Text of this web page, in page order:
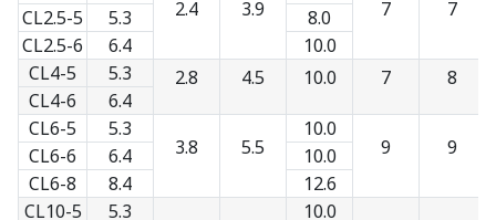
2.4 3.9 7 7
CL2.5-5 5.3
8.0
CL2.5-6
6.4
10.0
CL4-5
5.3 2.8 4.5 10.0 7
8
CL4-6
6.4
CL6-5
5.3
3.8 5.5
10.0
9 9
CL6-6 6.4
10.0
CL6-8
8.4
12.6
CL10-5
5.3 10.0